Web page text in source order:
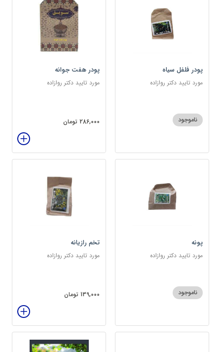
پودر فلفل سیاه
مورد تایید دکتر روازاده
ناموجود
پودر هفت جوانه
مورد تایید دکتر روازاده
286,000 تومان
پونه
مورد تایید دکتر روازاده
ناموجود
تخم رازیانه
مورد تایید دکتر روازاده
139,000 تومان